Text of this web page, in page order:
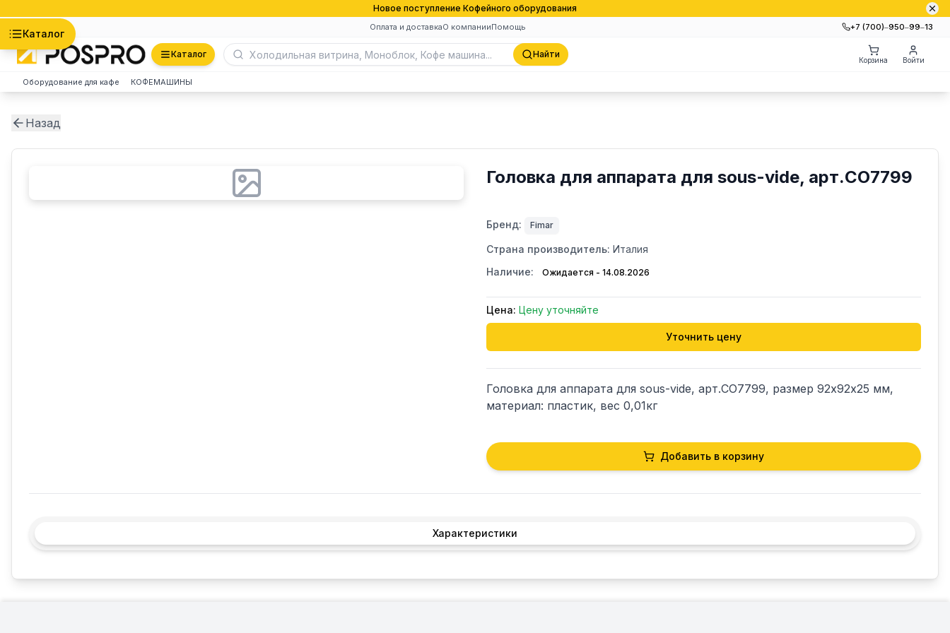
Новое поступление Кофейного оборудования
Оплата и доставкаО компанииПомощь +7 (700)‒950‒99‒13
Каталог
Каталог Найти
Корзина Войти
Оборудование для кафе КОФЕМАШИНЫ
Назад
Головка для аппарата для sous-vide, арт.CO7799
Бренд: Fimar
Страна производитель: Италия
Наличие:
Ожидается - 14.08.2026
Цена: Цену уточняйте
Уточнить цену
Головка для аппарата для sous-vide, арт.CO7799, размер 92х92х25 мм,
материал: пластик, вес 0,01кг
Добавить в корзину
Характеристики